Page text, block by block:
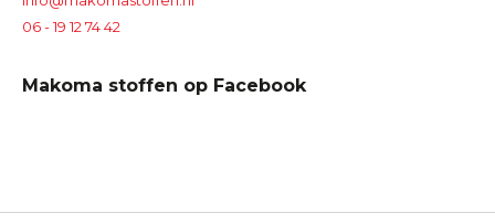
06 - 19 12 74 42
Makoma stoffen op Facebook